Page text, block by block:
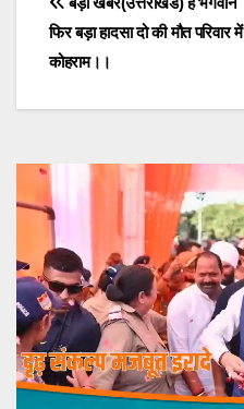
Post
navigation
फिर बड़ा हादसा दो की मौत परिवार में
कोहराम।।